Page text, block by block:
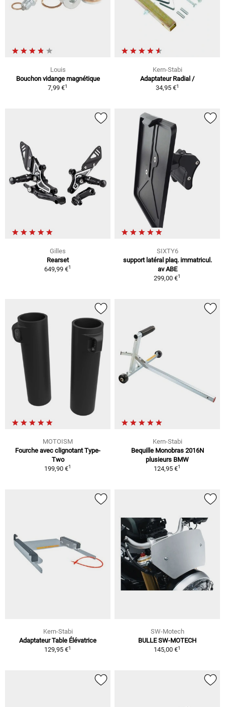
Louis
Bouchon vidange magnétique
7,99 €1
Kern-Stabi
Adaptateur Radial /
34,95 €1
Gilles
Rearset
649,99 €1
SIXTY6
support latéral plaq. immatricul.
av ABE
299,00 €1
MOTOISM
Fourche avec clignotant Type-
Two
199,90 €1
Kern-Stabi
Bequille Monobras 2016N
plusieurs BMW
124,95 €1
Kern-Stabi
Adaptateur Table Élévatrice
129,95 €1
SW-Motech
BULLE SW-MOTECH
145,00 €1